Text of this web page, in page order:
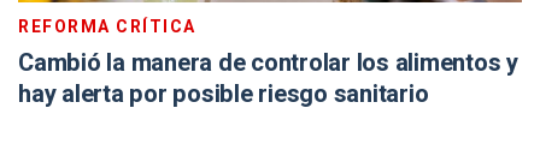
REFORMA CRÍTICA
Cambió la manera de controlar los alimentos y
hay alerta por posible riesgo sanitario